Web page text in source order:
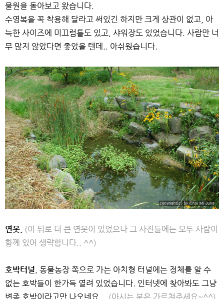
물원을 돌아보고 왔습니다.
수영복을 꼭 착용해 달라고 써있긴 하지만 크게 상관이 없고, 아
늑한 사이즈에 미끄럼틀도 있고, 샤워장도 있었습니다. 사람만 너
무 많지 않았다면 좋았을 텐데.. 아쉬웠습니다.
연못. (이 뒤로 더 큰 연못이 있었으나 그 사진들에는 모두 사람이
함꼐 있어 생략합니다.. ^^)
호박터널. 동물농장 쪽으로 가는 아치형 터널에는 정체를 알 수
없는 호박들이 한가득 열려 있었습니다. 인터넷에 찾아봐도 그냥
변종 호박이라고만 나오네요... (아시는 분은 가르쳐주세요~^^)